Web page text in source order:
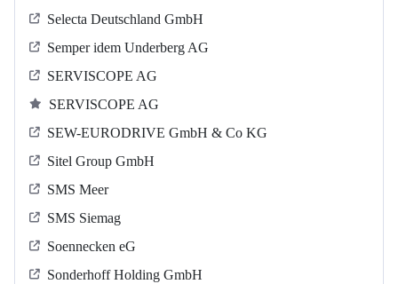
Selecta Deutschland GmbH
Semper idem Underberg AG
SERVISCOPE AG
SERVISCOPE AG
SEW-EURODRIVE GmbH & Co KG
Sitel Group GmbH
SMS Meer
SMS Siemag
Soennecken eG
Sonderhoff Holding GmbH